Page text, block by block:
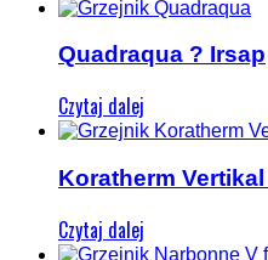
Quadraqua ? Irsap
Czytaj dalej
Koratherm
Czytaj dalej